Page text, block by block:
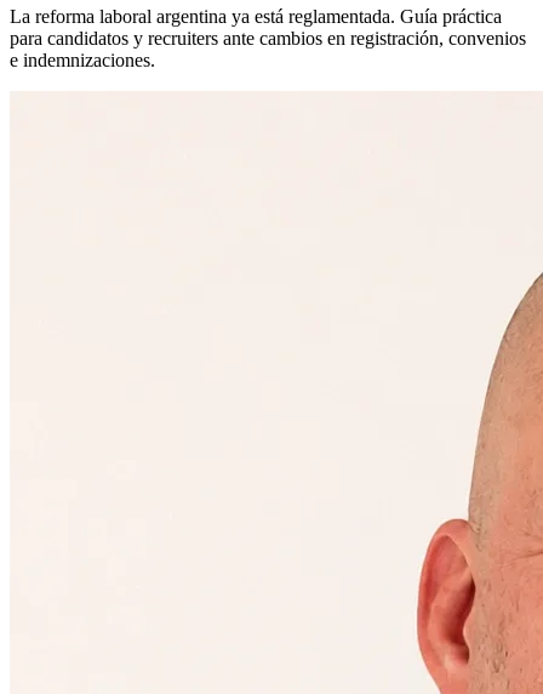
La reforma laboral argentina ya está reglamentada. Guía práctica
para candidatos y recruiters ante cambios en registración, convenios
e indemnizaciones.